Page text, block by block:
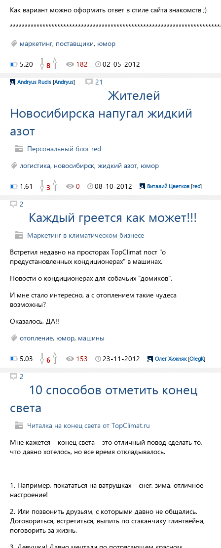
Как вариант можно оформить ответ в стиле сайта знакомств ;)
маркетинг, поставщики, юмор
5.20 8 182 02-05-2012
Andryus Rudis [Andryus] 21
Жителей
Новосибирска напугал жидкий
азот
Персональный блог red
логистика, новосибирск, жидкий азот, юмор
1.61 3 0 08-10-2012 Виталий Цветков [red]
2
Каждый греется как может!!!
Маркетинг в климатическом бизнесе
Встретил недавно на просторах TopClimat пост "о
предустановленных кондиционерах" в машинах.
Новости о кондиционерах для собачьих "домиков".
И мне стало интересно, а с отоплением такие чудеса
возможны?
Оказалось, ДА!!
отопление, юмор, машины
5.03 6 153 23-11-2012 Олег Хижняк[OlegK]
2
10 способов отметить конец
света
Читалка на конец света от TopClimat.ru
Мне кажется – конец света – это отличный повод сделать то,
что давно хотелось, но все время откладывалось.
1. Например, покататься на ватрушках – снег, зима, отличное
настроение!
2. Или позвонить друзьям, с которыми давно не общались.
Договориться, встретиться, выпить по стаканчику глинтвейна,
поговорить за жизнь.